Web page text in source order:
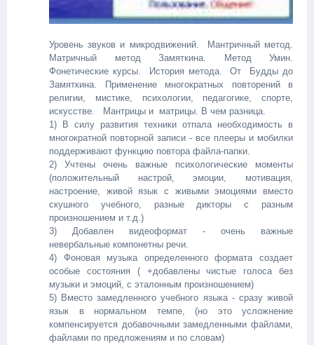
Уровень звуков и микродвижений. Мантричный метод.
Матричный метод Замяткина. Метод Умин.
Фонетические курсы.
История метода. От Будды до
Замяткина. Применение многократных повторений в
религии, мистике, психологии, педагогике, спорте,
искусстве. Мантрицы и матрицы. В чем разница.
1) В силу развития техники отпала необходимость в
многократной повторной записи - все плееры и мобилки
поддерживают функцию повтора файла-папки.
2) Учтены очень важные психологические моменты
(положительный настрой, эмоции, мотивация,
настроение, живой язык с живыми эмоциями вместо
скушного учебного, разные дикторы с разным
произношением и т.д.)
3) Добавлен видеоформат - очень важные
невербальные компонетны речи.
4) Фоновая музыка определенного формата создает
особые состояния ( +добавлены чистые голоса без
музыки и эмоций, с эталонным произношением)
5) Вместо замедленного учебного языка - сразу живой
язык в нормальном темпе, (но это усложнение
компенсируется добавочными замедленными файлами,
файлами по предложениям и по словам)